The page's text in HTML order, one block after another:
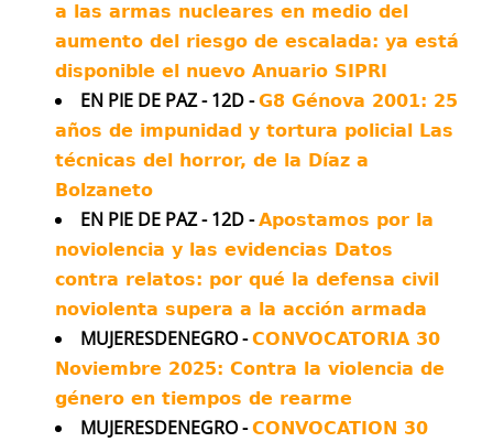
Our findings show the scale of the
intelligence failure.
429 1398 Twitter
Más...
a las armas nucleares en medio del
aumento del riesgo de escalada: ya está
disponible el nuevo Anuario SIPRI
EN PIE DE PAZ - 12D -G8 Génova 2001: 25
años de impunidad y tortura policial Las
técnicas del horror, de la Díaz a
Bolzaneto
EN PIE DE PAZ - 12D -Apostamos por la
noviolencia y las evidencias Datos
contra relatos: por qué la defensa civil
noviolenta supera a la acción armada
MUJERESDENEGRO -CONVOCATORIA 30
Noviembre 2025: Contra la violencia de
género en tiempos de rearme
MUJERESDENEGRO -CONVOCATION 30